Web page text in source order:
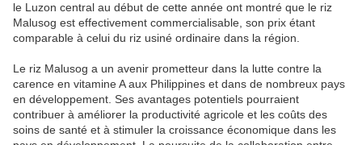
le Luzon central au début de cette année ont montré que le riz
Malusog est effectivement commercialisable, son prix étant
comparable à celui du riz usiné ordinaire dans la région.
Le riz Malusog a un avenir prometteur dans la lutte contre la
carence en vitamine A aux Philippines et dans de nombreux pays
en développement. Ses avantages potentiels pourraient
contribuer à améliorer la productivité agricole et les coûts des
soins de santé et à stimuler la croissance économique dans les